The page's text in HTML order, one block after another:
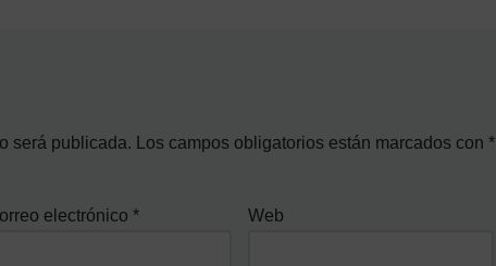
será publicada. Los campos obligatorios están marcados con *
electrónico * Web